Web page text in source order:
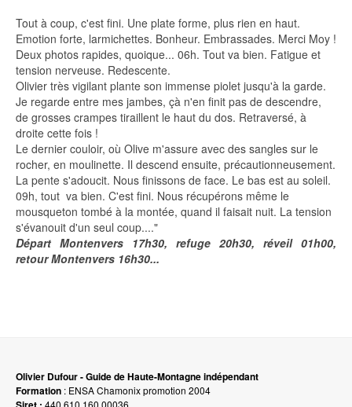
Tout à coup, c'est fini. Une plate forme, plus rien en haut.
Emotion forte, larmichettes. Bonheur. Embrassades. Merci Moy !
Deux photos rapides, quoique... 06h. Tout va bien. Fatigue et
tension nerveuse. Redescente.
Olivier très vigilant plante son immense piolet jusqu'à la garde.
Je regarde entre mes jambes, çà n'en finit pas de descendre,
de grosses crampes tiraillent le haut du dos. Retraversé, à
droite cette fois !
Le dernier couloir, où Olive m'assure avec des sangles sur le
rocher, en moulinette. Il descend ensuite, précautionneusement.
La pente s'adoucit. Nous finissons de face. Le bas est au soleil.
09h, tout va bien. C'est fini. Nous récupérons même le
mousqueton tombé à la montée, quand il faisait nuit. La tension
s'évanouit d'un seul coup...."
Départ Montenvers 17h30, refuge 20h30, réveil 01h00,
retour Montenvers 16h30...
Olivier Dufour - Guide de Haute-Montagne indépendant
Formation : ENSA Chamonix promotion 2004
440 610 160 00036